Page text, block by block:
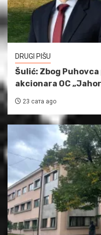
DRUGI PIŠU
Šulić: Zbog
akcionara OC
23 сата ago